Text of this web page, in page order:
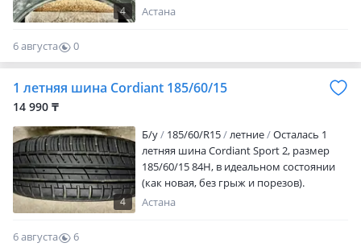
4
шины), выпуск 2026 г. Гарантия и
Астана
6 августа
0
0
1 летняя шина Cordiant 185/60/15
14 990 ₸
4
Б/у 185/60/R15 летние
Осталась 1
летняя шина Cordiant Sport 2, размер
185/60/15 84H, в идеальном состоянии
(как новая, без грыж и порезов).
Гарантия и контроль качества.
Астана
6 августа
6